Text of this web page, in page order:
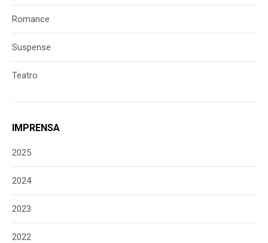
Romance
Suspense
Teatro
IMPRENSA
2025
2024
2023
2022